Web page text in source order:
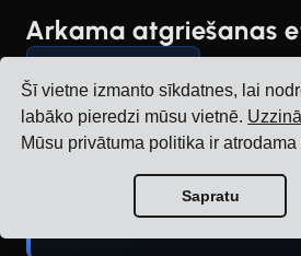
Šī vietne izmanto sīkdatnes, lai
labāko pieredzi mūsu vietnē.
Mūsu privātuma politika ir atrodama
Sapratu
Arkama atgriešanas
Cargoson uzlabojums:
Arkama neatbalsta atgriešanas
ģenerē atgriešanas etiķetes un
atgriešanas loģistikas procesu